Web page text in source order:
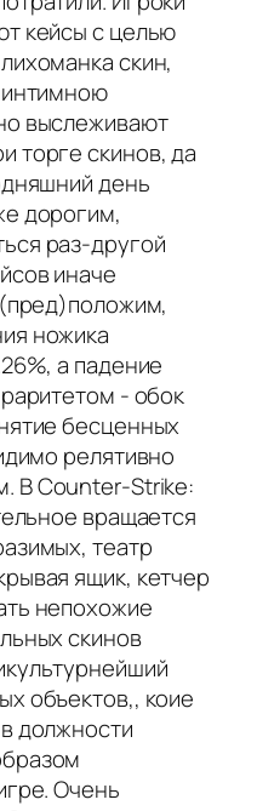
кейсы с целью
скин,
интимною
выслеживают
торге скинов, да
день
дорогим,
раз-другой
иначе
ножика
а падение
- обок
бесценных
релятивно
В Counter-Strike:
вращается
театр
ящик, кетчер
непохожие
скинов
объектов,, коие
должности
Очень